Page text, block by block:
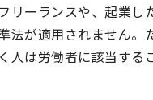
リーランスや、起業し
法が適用されません。
人は労働者に該当する